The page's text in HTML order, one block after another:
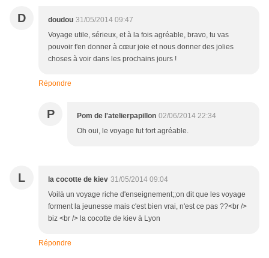
D doudou 31/05/2014 09:47
Voyage utile, sérieux, et à la fois agréable, bravo, tu vas
pouvoir t'en donner à cœur joie et nous donner des jolies
choses à voir dans les prochains jours !
Répondre
P Pom de l'atelierpapillon 02/06/2014 22:34
Oh oui, le voyage fut fort agréable.
L la cocotte de kiev 31/05/2014 09:04
Voilà un voyage riche d'enseignement;;on dit que les voyage
forment la jeunesse mais c'est bien vrai, n'est ce pas ??<br />
biz <br /> la cocotte de kiev à Lyon
Répondre